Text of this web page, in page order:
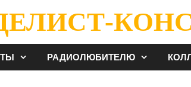
РАДИОЛЮБИТЕЛЮ